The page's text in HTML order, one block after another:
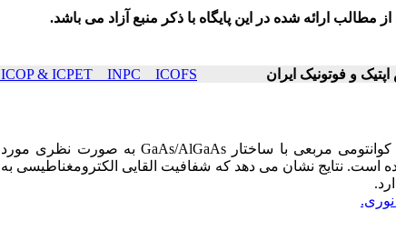
از مطالب ارائه شده در این پایگاه با ذکر منبع آزاد می باشد.
ICOP & ICPET _ INPC _ ICOFS سال۲۱ صفحات ۸۵۶-۸۵۳
چکیده – در این مقاله، پدیده شفافیت القایی الکترومغناطیسی را در یک چاه کوانتومی مربعی با ساختار GaAs/AlGaAs به صورت نظری مورد
است. نتایج نشان می دهد که شفافیت القایی الکترومغناطیسی به